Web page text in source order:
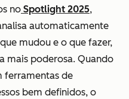
no Spotlight 2025,
automaticamente
mudou e o que fazer,
mais poderosa. Quando
ferramentas de
bem definidos, o